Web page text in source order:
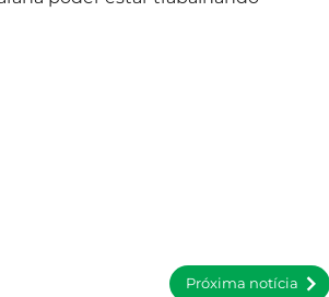
Próxima notícia